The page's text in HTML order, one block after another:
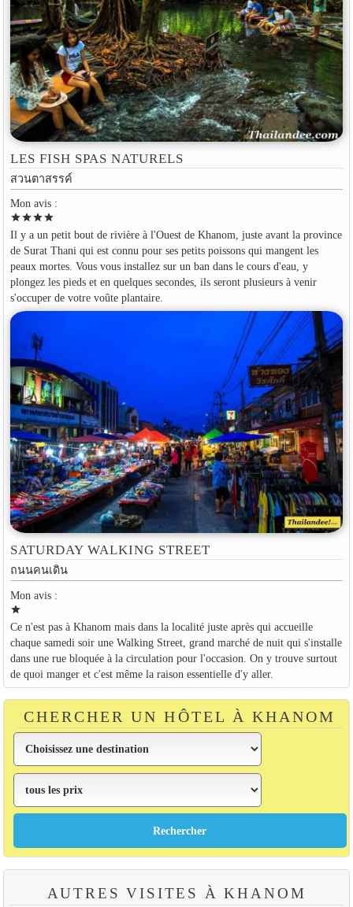
LES FISH SPAS NATURELS
สวนตาสรรค์
Mon avis :
starstarstarstar
Il y a un petit bout de rivière à l'Ouest de Khanom, juste avant la province
de Surat Thani qui est connu pour ses petits poissons qui mangent les
peaux mortes. Vous vous installez sur un ban dans le cours d'eau, y
plongez les pieds et en quelques secondes, ils seront plusieurs à venir
s'occuper de votre voûte plantaire.
SATURDAY WALKING STREET
ถนนคนเดิน
Mon avis :
star
Ce n'est pas à Khanom mais dans la localité juste après qui accueille
chaque samedi soir une Walking Street, grand marché de nuit qui s'installe
dans une rue bloquée à la circulation pour l'occasion. On y trouve surtout
de quoi manger et c'est même la raison essentielle d'y aller.
CHERCHER UN HÔTEL À KHANOM
AUTRES VISITES À KHANOM